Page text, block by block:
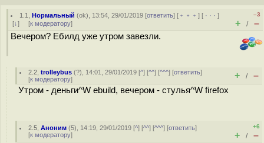
1.1 ,Нормальный (ok), 13:54, 29/01/2019 [ответить] [ ﹢﹢﹢] [ · · ·]
[↓] [к модератору]
–3
+ / –
Вечером? Ебилд уже утром завезли.
2.2 ,trolleybus (?), 14:01, 29/01/2019 [^] [^^] [^^^] [ответить]
[к модератору] + / –
Утром - деньги^W ebuild, вечером - стулья^W firefox
2.5 ,Аноним (5), 14:19, 29/01/2019 [^] [^^] [^^^] [ответить]
[к модератору]
+6
+ / –